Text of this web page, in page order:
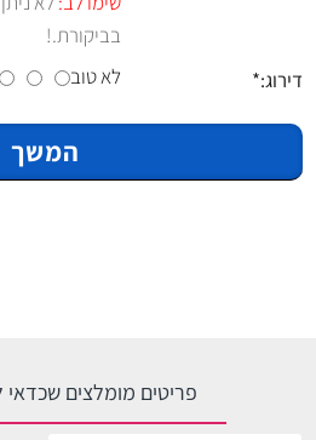
בביקורת.!
דירוג:
לא טוב
המשך
פריטים מומלצים